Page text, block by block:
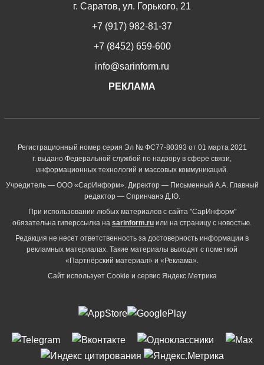
г. Саратов, ул. Горького, 21
+7 (917) 982-81-37
+7 (8452) 659-600
info@sarinform.ru
РЕКЛАМА
Регистрационный номер серия Эл № ФС77-80393 от 01 марта 2021
г. выдано Федеральной службой по надзору в сфере связи,
информационных технологий и массовых коммуникаций.
Учредитель — ООО «СарИнформ». Директор — Письменный А.А. Главный
редактор — Спринчанэ Д.Ю.
При использовании любых материалов с сайта "СарИнформ"
обязательна гиперссылка на sarinform.ru или на страницу с новостью.
Редакция не несет ответственность за достоверность информации в
рекламных материалах. Такие материалы выходят с пометкой
«Партнёрский материал» и «Реклама».
Сайт использует Cookie и сервиc Яндекс.Метрика